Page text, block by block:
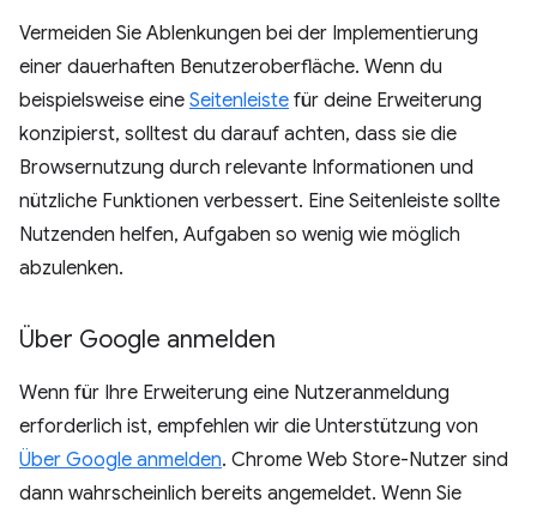
Vermeiden Sie Ablenkungen bei der Implementierung
einer dauerhaften Benutzeroberfläche. Wenn du
beispielsweise eine Seitenleiste für deine Erweiterung
konzipierst, solltest du darauf achten, dass sie die
Browsernutzung durch relevante Informationen und
nützliche Funktionen verbessert. Eine Seitenleiste sollte
Nutzenden helfen, Aufgaben so wenig wie möglich
abzulenken.
Über Google anmelden
Wenn für Ihre Erweiterung eine Nutzeranmeldung
erforderlich ist, empfehlen wir die Unterstützung von
Über Google anmelden. Chrome Web Store-Nutzer sind
dann wahrscheinlich bereits angemeldet. Wenn Sie